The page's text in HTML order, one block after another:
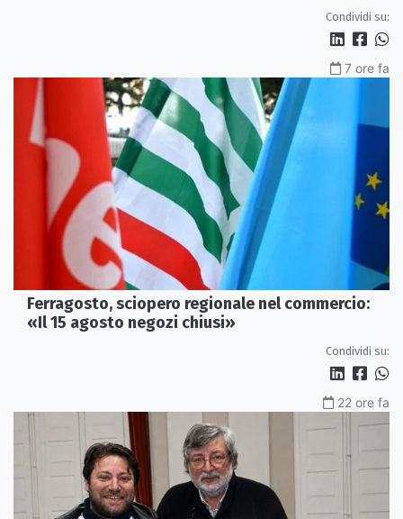
Condividi su:
7 ore fa
Ferragosto, sciopero regionale nel commercio:
«Il 15 agosto negozi chiusi»
Condividi su:
22 ore fa